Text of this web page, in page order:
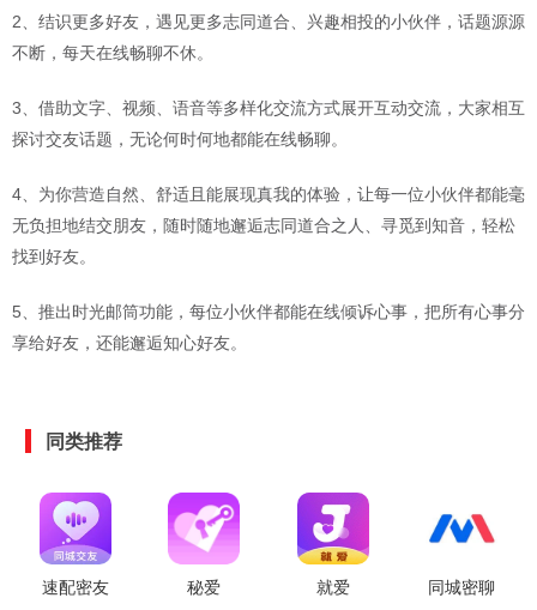
2、结识更多好友，遇见更多志同道合、兴趣相投的小伙伴，话题源源
不断，每天在线畅聊不休。
3、借助文字、视频、语音等多样化交流方式展开互动交流，大家相互
探讨交友话题，无论何时何地都能在线畅聊。
4、为你营造自然、舒适且能展现真我的体验，让每一位小伙伴都能毫
无负担地结交朋友，随时随地邂逅志同道合之人、寻觅到知音，轻松
找到好友。
5、推出时光邮筒功能，每位小伙伴都能在线倾诉心事，把所有心事分
享给好友，还能邂逅知心好友。
同类推荐
速配密友 秘爱 就爱 同城密聊